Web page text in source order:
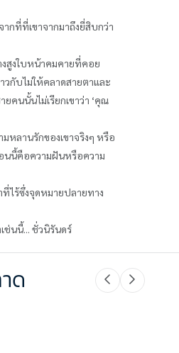
กที่ที่เขาจากมาถึงยี่สิบกว่า
สูงใบหน้าคมคายที่คอย
วกับไม่ให้คลาดสายตาและ
คนนั้นไม่เรียกเขาว่า ‘คุณ
ลานรักของเขาจริงๆ หรือ
นนี้คือความฝันหรือความ
ที่ไร้ซึ่งจุดหมายปลายทาง
ช่นนี้... ชั่วนิรันดร์
ด